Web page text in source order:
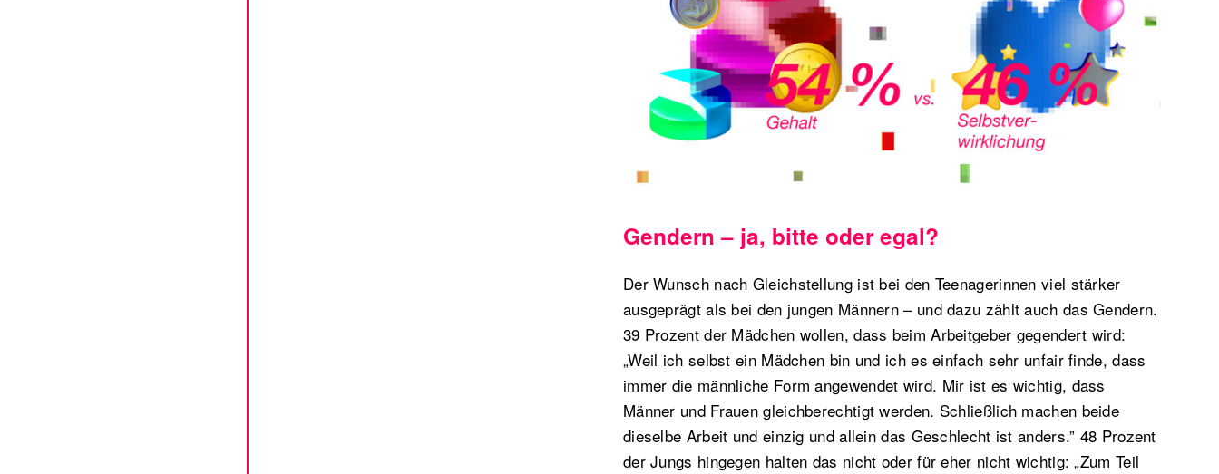
Gendern – ja, bitte oder egal?
Der Wunsch nach Gleichstellung ist bei den Teenagerinnen viel stärker
ausgeprägt als bei den jungen Männern – und dazu zählt auch das Gendern.
39 Prozent der Mädchen wollen, dass beim Arbeitgeber gegendert wird:
„Weil ich selbst ein Mädchen bin und ich es einfach sehr unfair finde, dass
immer die männliche Form angewendet wird. Mir ist es wichtig, dass
Männer und Frauen gleichberechtigt werden. Schließlich machen beide
dieselbe Arbeit und einzig und allein das Geschlecht ist anders.” 48 Prozent
der Jungs hingegen halten das nicht oder für eher nicht wichtig: „Zum Teil